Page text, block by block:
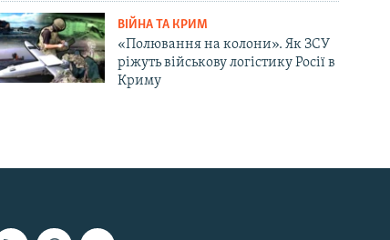
ВІЙНА ТА КРИМ
«Полювання на колони». Як ЗСУ
ріжуть військову логістику Росії в
Криму